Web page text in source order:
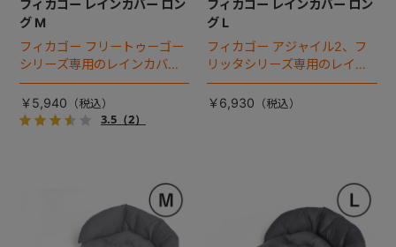
フィカゴー レインカバー ロン
グ M
フィカゴー フリートゥーゴー
シリーズ専用のレインカバ
ー。雨の日のお出かけも安
心。
￥5,940
3.5（2）
フィカゴー レインカバー ロン
グ L
フィカゴー アジャイル2、フ
リッタシリーズ専用のレイン
カバー。雨の日のお出かけも
安心。
￥6,930